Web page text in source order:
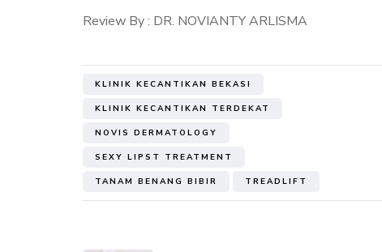
Review By : DR. NOVIANTY ARLISMA
KLINIK KECANTIKAN BEKASI
KLINIK KECANTIKAN TERDEKAT
NOVIS DERMATOLOGY
SEXY LIPST TREATMENT
TANAM BENANG BIBIR TREADLIFT